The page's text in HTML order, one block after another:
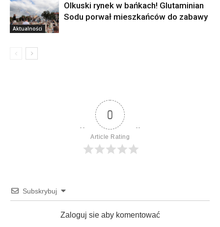
Aktualności
Olkuski rynek w bańkach! Glutaminian
Sodu porwał mieszkańców do zabawy
0
Article Rating
Subskrybuj
Zaloguj sie aby komentować